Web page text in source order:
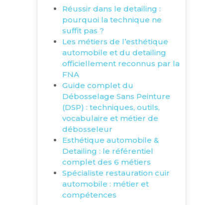
Réussir dans le detailing :
pourquoi la technique ne
suffit pas ?
Les métiers de l’esthétique
automobile et du detailing
officiellement reconnus par la
FNA
Guide complet du
Débosselage Sans Peinture
(DSP) : techniques, outils,
vocabulaire et métier de
débosseleur
Esthétique automobile &
Detailing : le référentiel
complet des 6 métiers
Spécialiste restauration cuir
automobile : métier et
compétences